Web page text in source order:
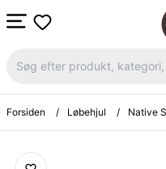
Forsiden / Løbehjul / Native